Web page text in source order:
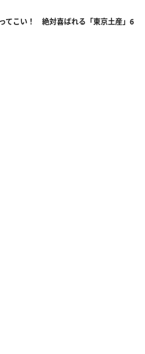
てこい！ 絶対喜ばれる「東京土産」6